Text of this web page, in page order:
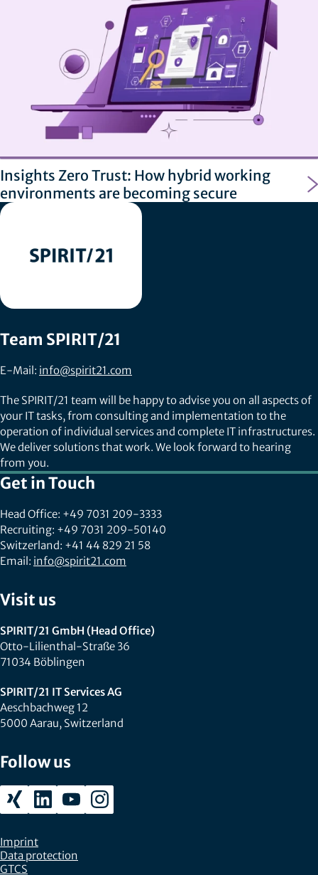
Insights Zero Trust: How hybrid working
environments are becoming secure
Team SPIRIT/21
E-Mail: info@spirit21.com
The SPIRIT/21 team will be happy to advise you on all aspects of
your IT tasks, from consulting and implementation to the
operation of individual services and complete IT infrastructures.
We deliver solutions that work. We look forward to hearing
from you.
Get in Touch
Head Office: +49 7031 209-3333
Recruiting: +49 7031 209-50140
Switzerland: +41 44 829 21 58
Email: info@spirit21.com
Visit us
SPIRIT/21 GmbH (Head Office)
Otto-Lilienthal-Straße 36
71034 Böblingen
SPIRIT/21 IT Services AG
Aeschbachweg 12
5000 Aarau, Switzerland
Follow us
Imprint
Data protection
GTCS